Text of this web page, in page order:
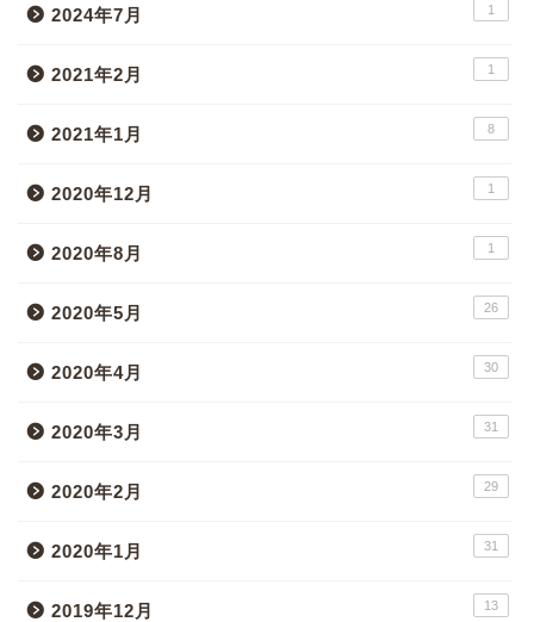
2024年7月 1
2021年2月 1
2021年1月 8
2020年12月 1
2020年8月 1
2020年5月 26
2020年4月 30
2020年3月 31
2020年2月 29
2020年1月 31
2019年12月 13